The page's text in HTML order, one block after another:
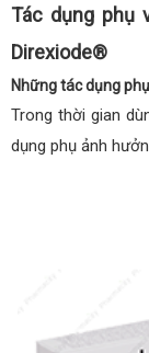
Tác dụng phụ
Direxiode®
Những tác dụng
Trong thời gian
dụng phụ ảnh